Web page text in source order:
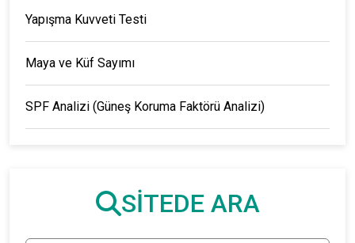
Yapışma Kuvveti Testi
Maya ve Küf Sayımı
SPF Analizi (Güneş Koruma Faktörü Analizi)
SİTEDE ARA